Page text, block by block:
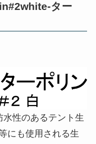
ター
性のあるテント生
にも使用される生